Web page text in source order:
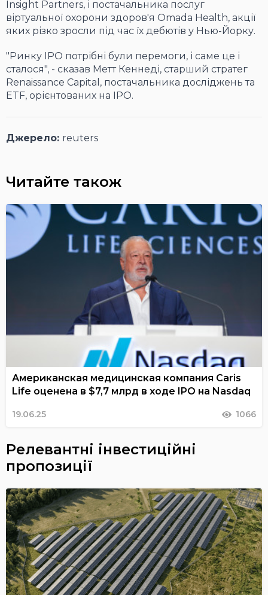
Insight Partners, і постачальника послуг
віртуальної охорони здоров'я Omada Health, акції
яких різко зросли під час їх дебютів у Нью-Йорку.
"Ринку IPO потрібні були перемоги, і саме це і
сталося", - сказав Метт Кеннеді, старший стратег
Renaissance Capital, постачальника досліджень та
ETF, орієнтованих на IPO.
Джерело: reuters
Читайте також
Американская медицинская компания Caris
Life оценена в $7,7 млрд в ходе IPO на Nasdaq
19.06.25 1066
Релевантні інвестиційні
пропозиції